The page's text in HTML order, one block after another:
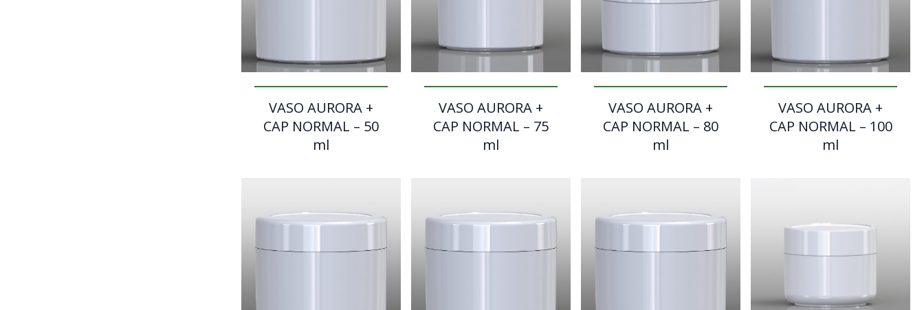
VASO AURORA +
CAP NORMAL – 50
ml
VASO AURORA +
CAP NORMAL – 75
ml
VASO AURORA +
CAP NORMAL – 80
ml
VASO AURORA +
CAP NORMAL – 100
ml